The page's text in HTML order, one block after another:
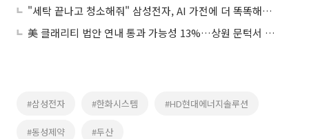
"세탁 끝나고 청소해줘" 삼성전자, AI 가전에 더 똑똑해진 '빅스비' 적용
美 클래리티 법안 연내 통과 가능성 13%…상원 문턱서 제동
#삼성전자 #한화시스템 #HD현대에너지솔루션
#동성제약 #두산